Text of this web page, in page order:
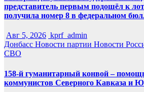
представитель первым подошёл к
получила номер 8 в федеральном
Авг 5, 2026 kprf_admin
Донбасс Новости партии Новости
СВО
158-й гуманитарный конвой –
коммунистов Северного Кавказа и